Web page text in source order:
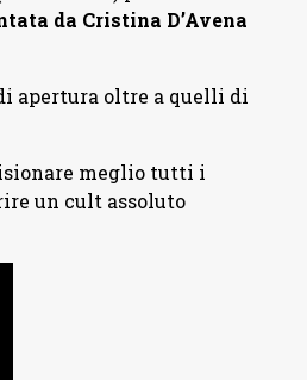
da Cristina D’Avena
apertura oltre a quelli di
meglio tutti i
un cult assoluto